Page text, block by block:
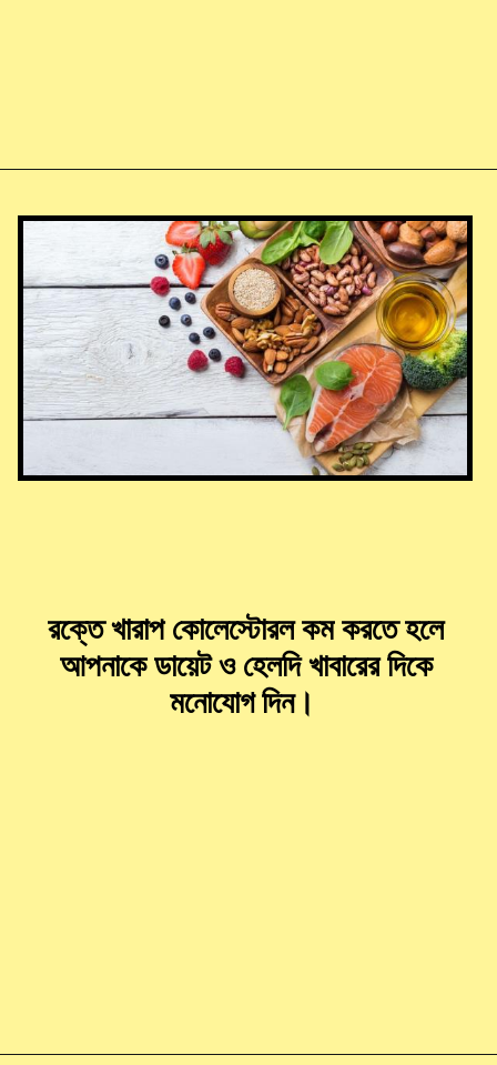
রক্তে খারাপ কোলেস্টোরল কম করতে হলে
আপনাকে ডায়েট ও হেলদি খাবারের দিকে
মনোযোগ দিন।